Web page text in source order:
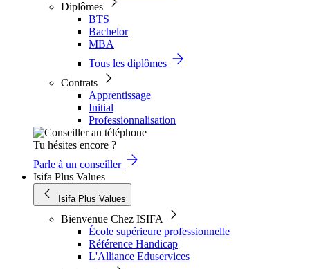
Diplômes
BTS
Bachelor
MBA
Tous les diplômes
Contrats
Apprentissage
Initial
Professionnalisation
Tu hésites encore ?
Parle à un conseiller
Isifa Plus Values
Isifa Plus Values
Bienvenue Chez ISIFA
École supérieure professionnelle
Référence Handicap
L'Alliance Eduservices